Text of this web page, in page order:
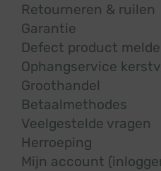
Retourneren & ruilen
Garantie
Defect product
Ophangservice
Groothandel
Betaalmethodes
Veelgestelde vragen
Herroeping
Mijn account